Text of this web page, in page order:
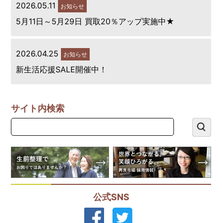
2026.05.11 お知らせ
5月11日～5月29日 買取20％アップ実施中★
2026.04.25 お知らせ
新生活応援SALE開催中！
サイト内検索
公式SNS